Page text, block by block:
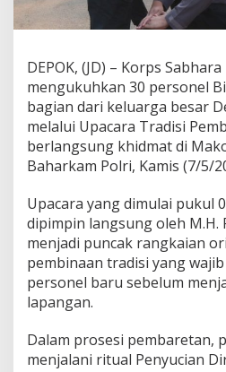
k
u
h
a
n
3
B
i
n
t
a
r
m
a
DEPOK, (JD) – Korps
mengukuhkan 30 personel
bagian dari keluarga besar
melalui Upacara Tradisi
berlangsung khidmat di
Baharkam Polri, Kamis (7/5/
Upacara yang dimulai pukul
dipimpin langsung oleh M.H.
menjadi puncak rangkaian
pembinaan tradisi yang
personel baru sebelum
lapangan.
Dalam prosesi pembaretan,
menjalani ritual Penyucian